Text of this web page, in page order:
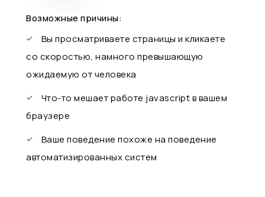
Возможные причины:
Вы просматриваете страницы и кликаете
со скоростью, намного превышающую
ожидаемую от человека
Что-то мешает работе javascript в вашем
браузере
Ваше поведение похоже на поведение
автоматизированных систем